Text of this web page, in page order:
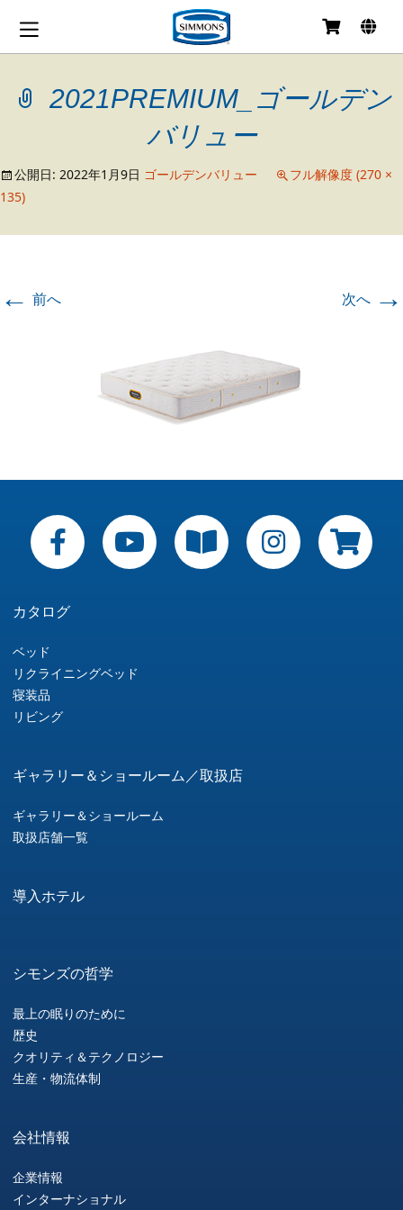
ン
ツ
動
2021PREMIUM_ゴールデン
バリュー
公開日: 2022年1月9日 ゴールデンバリュー
フル解像度 (270 ×
135)
← 前へ 次へ →
カタログ
ベッド
リクライニングベッド
寝装品
リビング
ギャラリー＆ショールーム／取扱店
ギャラリー＆ショールーム
取扱店舗一覧
導入ホテル
シモンズの哲学
最上の眠りのために
歴史
クオリティ＆テクノロジー
生産・物流体制
会社情報
企業情報
インターナショナル